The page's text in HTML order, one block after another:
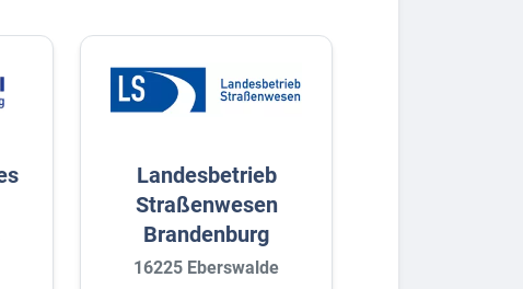
Landesbetrieb
Straßenwesen
Brandenburg
16225 Eberswalde